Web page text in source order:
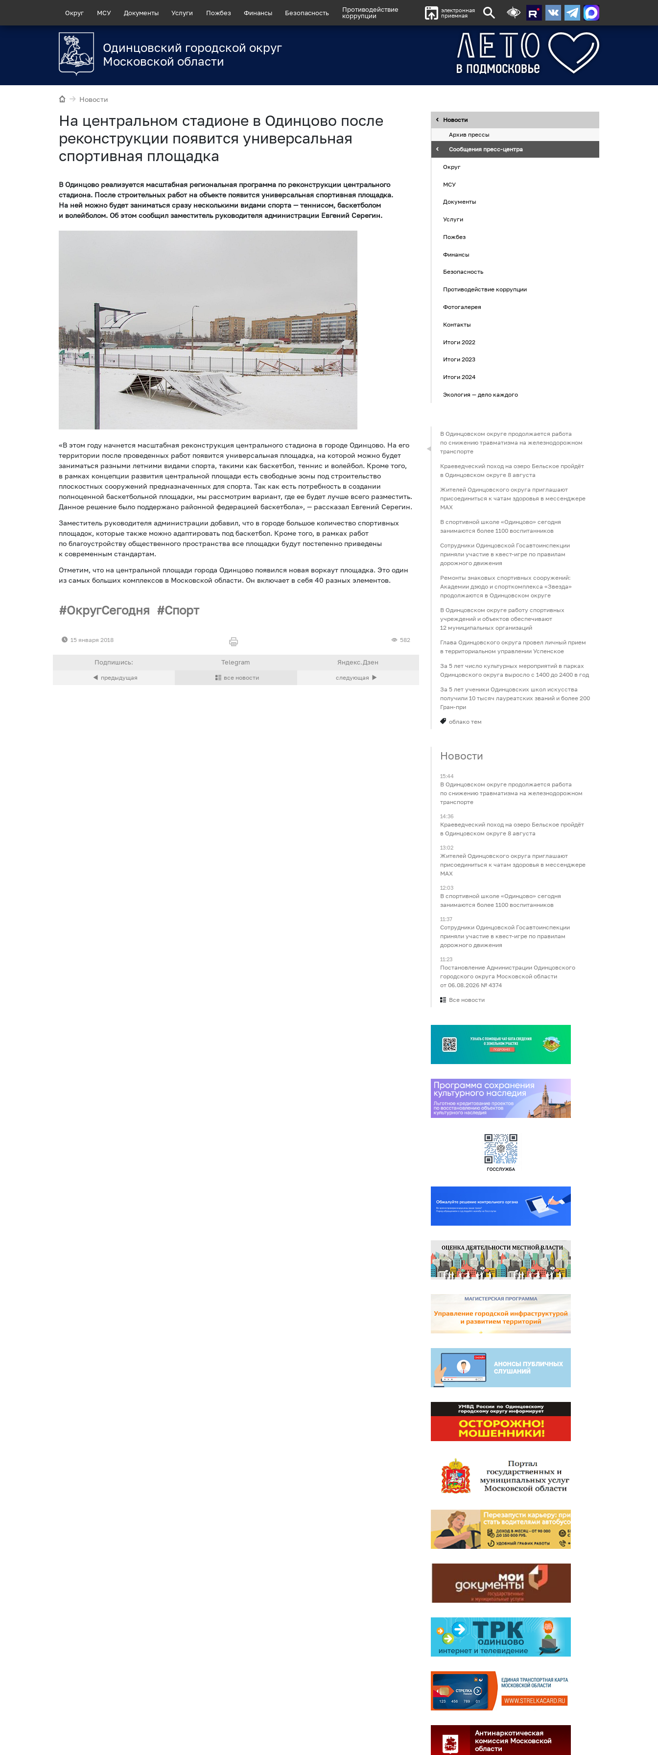
Округ МСУ Документы Услуги Пожбез Финансы Безопасность
Противодействие
коррупции
электронная
приемная
Одинцовский городской округ
Московской области
Новости
На центральном стадионе в Одинцово после
реконструкции появится универсальная
спортивная площадка
В Одинцово реализуется масштабная региональная программа по реконструкции центрального
стадиона. После строительных работ на объекте появится универсальная спортивная площадка.
На ней можно будет заниматься сразу несколькими видами спорта — теннисом, баскетболом
и волейболом. Об этом сообщил заместитель руководителя администрации Евгений Серегин.
«В этом году начнется масштабная реконструкция центрального стадиона в городе Одинцово. На его
территории после проведенных работ появится универсальная площадка, на которой можно будет
заниматься разными летними видами спорта, такими как баскетбол, теннис и волейбол. Кроме того,
в рамках концепции развития центральной площади есть свободные зоны под строительство
плоскостных сооружений предназначенных для спорта. Так как есть потребность в создании
полноценной баскетбольной площадки, мы рассмотрим вариант, где ее будет лучше всего разместить.
Данное решение было поддержано районной федерацией баскетбола», — рассказал Евгений Серегин.
Заместитель руководителя администрации добавил, что в городе большое количество спортивных
площадок, которые также можно адаптировать под баскетбол. Кроме того, в рамках работ
по благоустройству общественного пространства все площадки будут постепенно приведены
к современным стандартам.
Отметим, что на центральной площади города Одинцово появился новая воркаут площадка. Это один
из самых больших комплексов в Московской области. Он включает в себя 40 разных элементов.
ОкругСегодня Спорт
15 января 2018 582
Новости
Архив прессы
Сообщения пресс-центра
Округ
МСУ
Документы
Услуги
Пожбез
Финансы
Безопасность
Противодействие коррупции
Фотогалерея
Контакты
Итоги 2022
Итоги 2023
Итоги 2024
Экология — дело каждого
В Одинцовском округе продолжается работа
по снижению травматизма на железнодорожном
транспорте
Краеведческий поход на озеро Бельское пройдёт
в Одинцовском округе 8 августа
Жителей Одинцовского округа приглашают
присоединиться к чатам здоровья в мессенджере
МАХ
В спортивной школе «Одинцово» сегодня
занимаются более 1100 воспитанников
Сотрудники Одинцовской Госавтоинспекции
приняли участие в квест-игре по правилам
дорожного движения
Ремонты знаковых спортивных сооружений:
Академии дзюдо и спорткомплекса «Звезда»
продолжаются в Одинцовском округе
В Одинцовском округе работу спортивных
учреждений и объектов обеспечивают
12 муниципальных организаций
Глава Одинцовского округа провел личный прием
в территориальном управлении Успенское
За 5 лет число культурных мероприятий в парках
Одинцовского округа выросло с 1400 до 2400 в год
За 5 лет ученики Одинцовских школ искусства
получили 10 тысяч лауреатских званий и более 200
Гран-при
облако тем
Новости
15:44
В Одинцовском округе продолжается работа
по снижению травматизма на железнодорожном
транспорте
14:36
Краеведческий поход на озеро Бельское пройдёт
в Одинцовском округе 8 августа
13:02
Жителей Одинцовского округа приглашают
присоединиться к чатам здоровья в мессенджере
МАХ
12:03
В спортивной школе «Одинцово» сегодня
занимаются более 1100 воспитанников
11:37
Сотрудники Одинцовской Госавтоинспекции
приняли участие в квест-игре по правилам
дорожного движения
11:23
Постановление Администрации Одинцовского
городского округа Московской области
от 06.08.2026 № 4374
Все новости
Антинаркотическая
комиссия Московской
области